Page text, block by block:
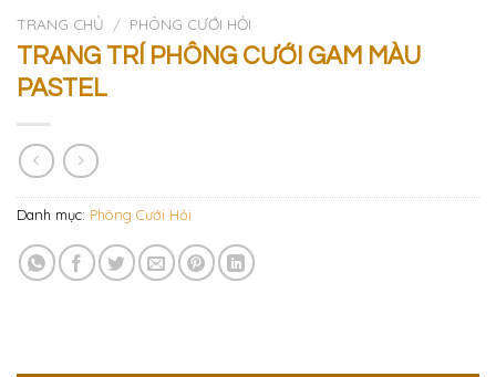
TRANG CHỦ / PHÔNG CƯỚI HỎI
TRANG TRÍ PHÔNG CƯỚI GAM MÀU
PASTEL
Danh mục: Phông Cưới Hỏi